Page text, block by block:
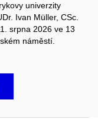
univerzity
Ivan Müller, CSc.
srpna 2026 ve 13
náměstí.